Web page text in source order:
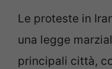
Le proteste in
una legge
principali città,